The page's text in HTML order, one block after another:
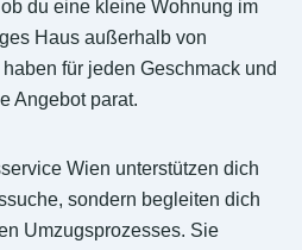
du eine kleine Wohnung im
Haus außerhalb von
für jeden Geschmack und
Angebot parat.
Wien unterstützen dich
sondern begleiten dich
Umzugsprozesses. Sie